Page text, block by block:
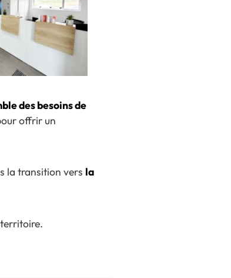
des besoins de
offrir un
la transition vers la